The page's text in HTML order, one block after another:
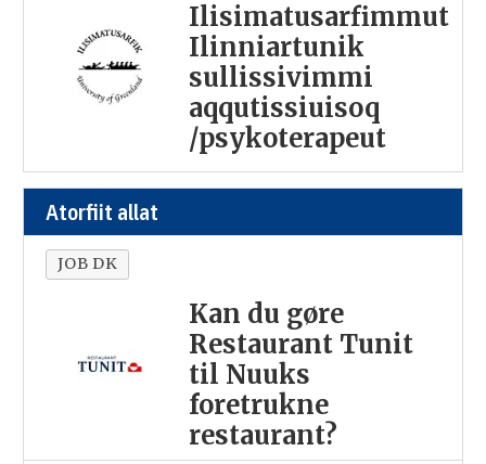
Ilisimatusarfimmut
Ilinniartunik
sullissivimmi
aqqutissiuisoq
/psykoterapeut
Atorfiit allat
JOB DK
Kan du gøre
Restaurant Tunit
til Nuuks
foretrukne
restaurant?